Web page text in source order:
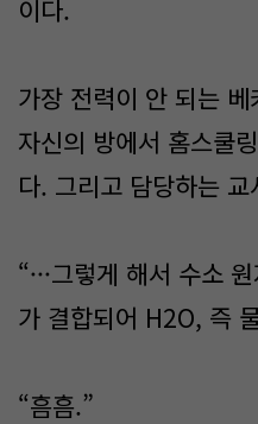
이다.
가장 전력이 안 되는
자신의 방에서 홈스쿨
다. 그리고 담당하는 교
“···그렇게 해서 수소
가 결합되어 H2O, 즉
“흠흠.”